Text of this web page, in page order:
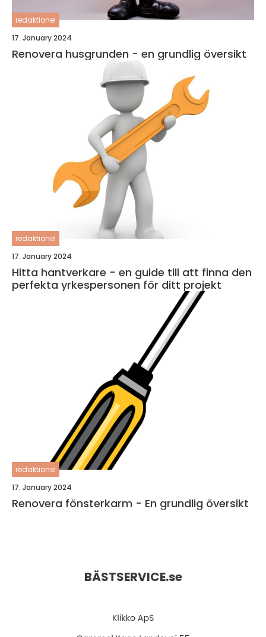
redaktionel
17. January 2024
Renovera husgrunden - en grundlig översikt
redaktionel
17. January 2024
Hitta hantverkare - en guide till att finna den
perfekta yrkespersonen för ditt projekt
redaktionel
17. January 2024
Renovera fönsterkarm - En grundlig översikt
BÄSTSERVICE.se